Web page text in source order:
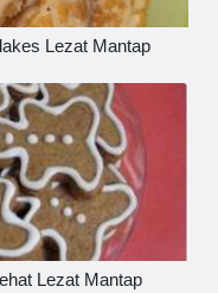
Lezat Mantap
Lezat Mantap